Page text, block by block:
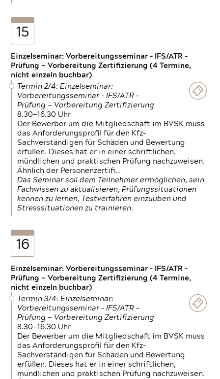
15
Einzelseminar: Vorbereitungsseminar - IFS/ATR -
Prüfung — Vorbereitung Zertifizierung (4 Termine,
nicht einzeln buchbar)
Termin 2/4: Einzelseminar:
Vorbereitungsseminar - IFS/ATR -
Prüfung — Vorbereitung Zertifizierung
8.30—16.30 Uhr
Der Bewerber um die Mitgliedschaft im BVSK muss
das Anforderungsprofil für den Kfz-
Sachverständigen für Schäden und Bewertung
erfüllen. Dieses hat er in einer schriftlichen,
mündlichen und praktischen Prüfung nachzuweisen.
Ähnlich der Personenzertifi…
Das Seminar soll dem Teilnehmer ermöglichen, sein
Fachwissen zu aktualisieren, Prüfungssituationen
kennen zu lernen, Testverfahren einzuüben und
Stresssituationen zu trainieren.
16
Einzelseminar: Vorbereitungsseminar - IFS/ATR -
Prüfung — Vorbereitung Zertifizierung (4 Termine,
nicht einzeln buchbar)
Termin 3/4: Einzelseminar:
Vorbereitungsseminar - IFS/ATR -
Prüfung — Vorbereitung Zertifizierung
8.30—16.30 Uhr
Der Bewerber um die Mitgliedschaft im BVSK muss
das Anforderungsprofil für den Kfz-
Sachverständigen für Schäden und Bewertung
erfüllen. Dieses hat er in einer schriftlichen,
mündlichen und praktischen Prüfung nachzuweisen.